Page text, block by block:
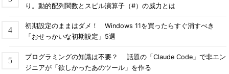
り。動的配列関数とスピル演算子（#）の威力とは
初期設定のままはダメ！ Windows 11を買ったらすぐ消すべき
「おせっかいな初期設定」5選
プログラミングの知識は不要？ 話題の「Claude Code」で非エン
ジニアが「欲しかったあのツール」を作る